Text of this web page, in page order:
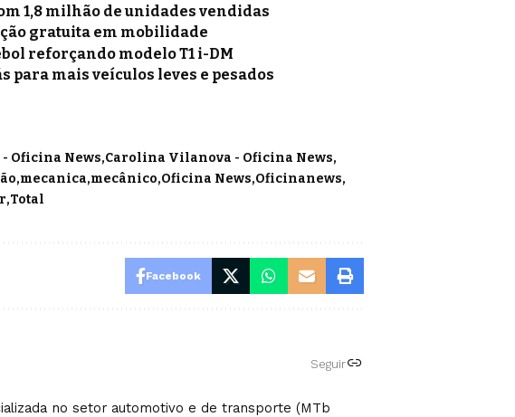
1,8 milhão de unidades vendidas
gratuita em mobilidade
reforçando modelo T1 i-DM
para mais veículos leves e pesados
Oficina News Carolina Vilanova - Oficina News
mecanica mecânico Oficina News Oficinanews
Total
Facebook
Seguir
no setor automotivo e de transporte (MTb